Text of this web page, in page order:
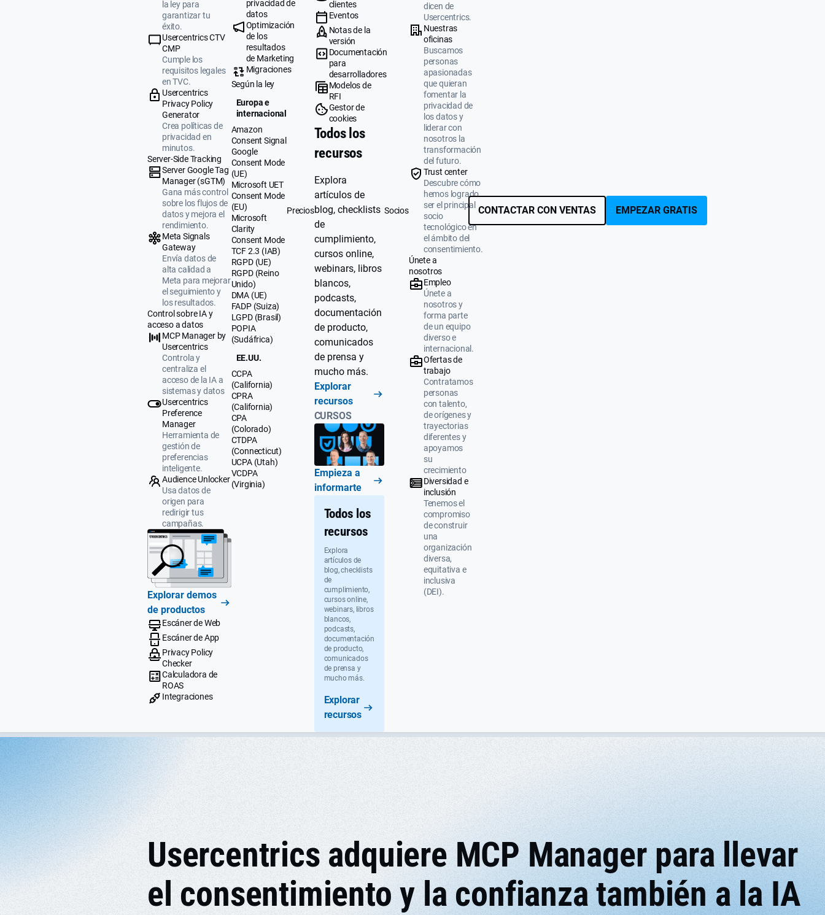
la ley para
garantizar tu
éxito.
Usercentrics CTV
CMP
Cumple los
requisitos legales
en TVC.
Usercentrics
Privacy Policy
Generator
Crea políticas de
privacidad en
minutos.
Server-Side Tracking
Server Google Tag
Manager (sGTM)
Gana más control
sobre los flujos de
datos y mejora el
rendimiento.
Meta Signals
Gateway
Envía datos de
alta calidad a
Meta para mejorar
el seguimiento y
los resultados.
Control sobre IA y
acceso a datos
MCP Manager by
Usercentrics
Controla y
centraliza el
acceso de la IA a
sistemas y datos
Usercentrics
Preference
Manager
Herramienta de
gestión de
preferencias
inteligente.
Audience Unlocker
Usa datos de
origen para
redirigir tus
campañas.
Explorar demos
de productos
Escáner de Web
Escáner de App
Privacy Policy
Checker
Calculadora de
ROAS
Integraciones
privacidad de
datos
Optimización
de los
resultados
de Marketing
Migraciones
Según la ley
Europa e
internacional
Amazon
Consent Signal
Google
Consent Mode
(UE)
Microsoft UET
Consent Mode
(EU)
Microsoft
Clarity
Consent Mode
TCF 2.3 (IAB)
RGPD (UE)
RGPD (Reino
Unido)
DMA (UE)
FADP (Suiza)
LGPD (Brasil)
POPIA
(Sudáfrica)
EE.UU.
CCPA
(California)
CPRA
(California)
CPA
(Colorado)
CTDPA
(Connecticut)
UCPA (Utah)
VCDPA
(Virginia)
Precios
clientes
Eventos
Notas de la
versión
Documentación
para
desarrolladores
Modelos de
RFI
Gestor de
cookies
Todos los
recursos
Explora
artículos de
blog, checklists
de
cumplimiento,
cursos online,
webinars, libros
blancos,
podcasts,
documentación
de producto,
comunicados
de prensa y
mucho más.
Explorar
recursos
CURSOS
Empieza a
informarte
Todos los
recursos
Explora
artículos de
blog, checklists
de
cumplimiento,
cursos online,
webinars, libros
blancos,
podcasts,
documentación
de producto,
comunicados
de prensa y
mucho más.
Explorar
recursos
Socios
dicen de
Usercentrics.
Nuestras
oficinas
Buscamos
personas
apasionadas
que quieran
fomentar la
privacidad de
los datos y
liderar con
nosotros la
transformación
del futuro.
Trust center
Descubre cómo
hemos logrado
ser el principal
socio
tecnológico en
el ámbito del
consentimiento.
Únete a
nosotros
Empleo
Únete a
nosotros y
forma parte
de un equipo
diverso e
internacional.
Ofertas de
trabajo
Contratamos
personas
con talento,
de orígenes y
trayectorias
diferentes y
apoyamos
su
crecimiento
Diversidad e
inclusión
Tenemos el
compromiso
de construir
una
organización
diversa,
equitativa e
inclusiva
(DEI).
CONTACTAR CON VENTAS EMPEZAR GRATIS
Usercentrics adquiere MCP Manager para llevar
el consentimiento y la confianza también a la IA